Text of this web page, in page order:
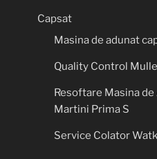
Capsat
Masina de adunat
Quality Control
Resoftare Masina
Martini Prima S
Service Colator